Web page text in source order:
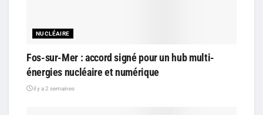
NUCLÉAIRE
Fos-sur-Mer : accord signé pour un hub multi-
énergies nucléaire et numérique
il y a 2 semaines